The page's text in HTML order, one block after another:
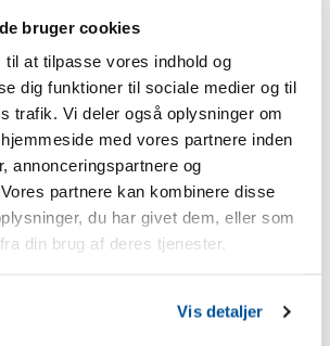
bruger cookies
at tilpasse vores indhold og
dig funktioner til sociale medier og til
trafik. Vi deler også oplysninger om
med vores partnere inden
annonceringspartnere og
partnere kan kombinere disse
du har givet dem, eller som
din brug af deres tjenester.
Vis detaljer
stigbøjle-pæl - 1,55 m hvid
holdbare plastpæle fra Gallagher
m. Disse plastpæle er særligt
hestehegn, men kan også
trædes ned i jorden. Twist &